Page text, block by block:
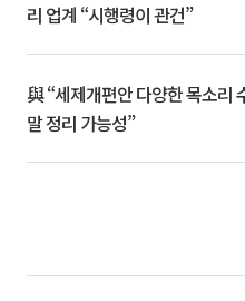
리 업계 “시행령이 관건”
與 “세제개편안 다양한 목소리
말 정리 가능성”